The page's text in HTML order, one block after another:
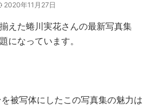
2020年11月27日
えた蜷川実花さんの最新写真集
になっています。
被写体にしたこの写真集の魅力は